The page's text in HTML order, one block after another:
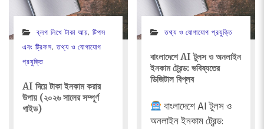
ব্লগ লিখে টাকা আয়,টিপস
এবং ট্রিকস,তথ্য ও যোগাযোগ
প্রযুক্তি
AI দিয়ে টাকা ইনকাম করার
উপায় (২০২৬ সালের সম্পূর্ণ
গাইড)
তথ্য ও যোগাযোগ প্রযুক্তি
বাংলাদেশে AI টুলস ও অনলাইন
ইনকাম ট্রেন্ড: ভবিষ্যতের
ডিজিটাল বিপ্লব
বাংলাদেশে AI টুলস ও
অনলাইন ইনকাম ট্রেন্ড: